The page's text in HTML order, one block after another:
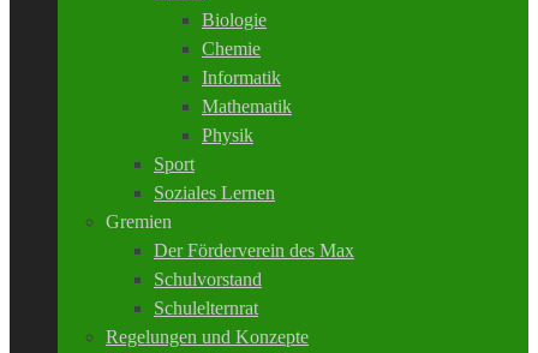
Biologie
Chemie
Informatik
Mathematik
Physik
Sport
Soziales Lernen
Gremien
Der Förderverein des Max
Schulvorstand
Schulelternrat
Regelungen und Konzepte